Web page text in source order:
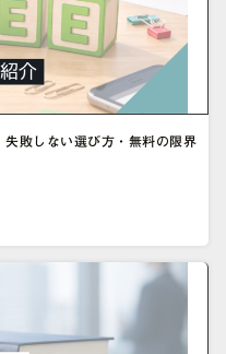
失敗しない選び方・無料の限界